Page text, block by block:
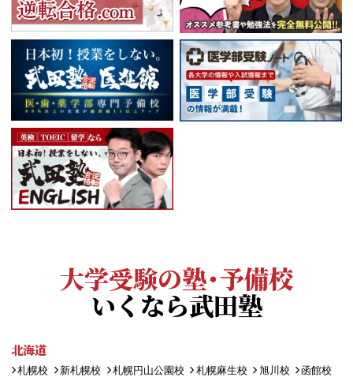
大学受験の塾・予備校
いくなら武田塾
北海道
札幌校 新札幌校 札幌円山公園校 札幌麻生校 旭川校
函館校